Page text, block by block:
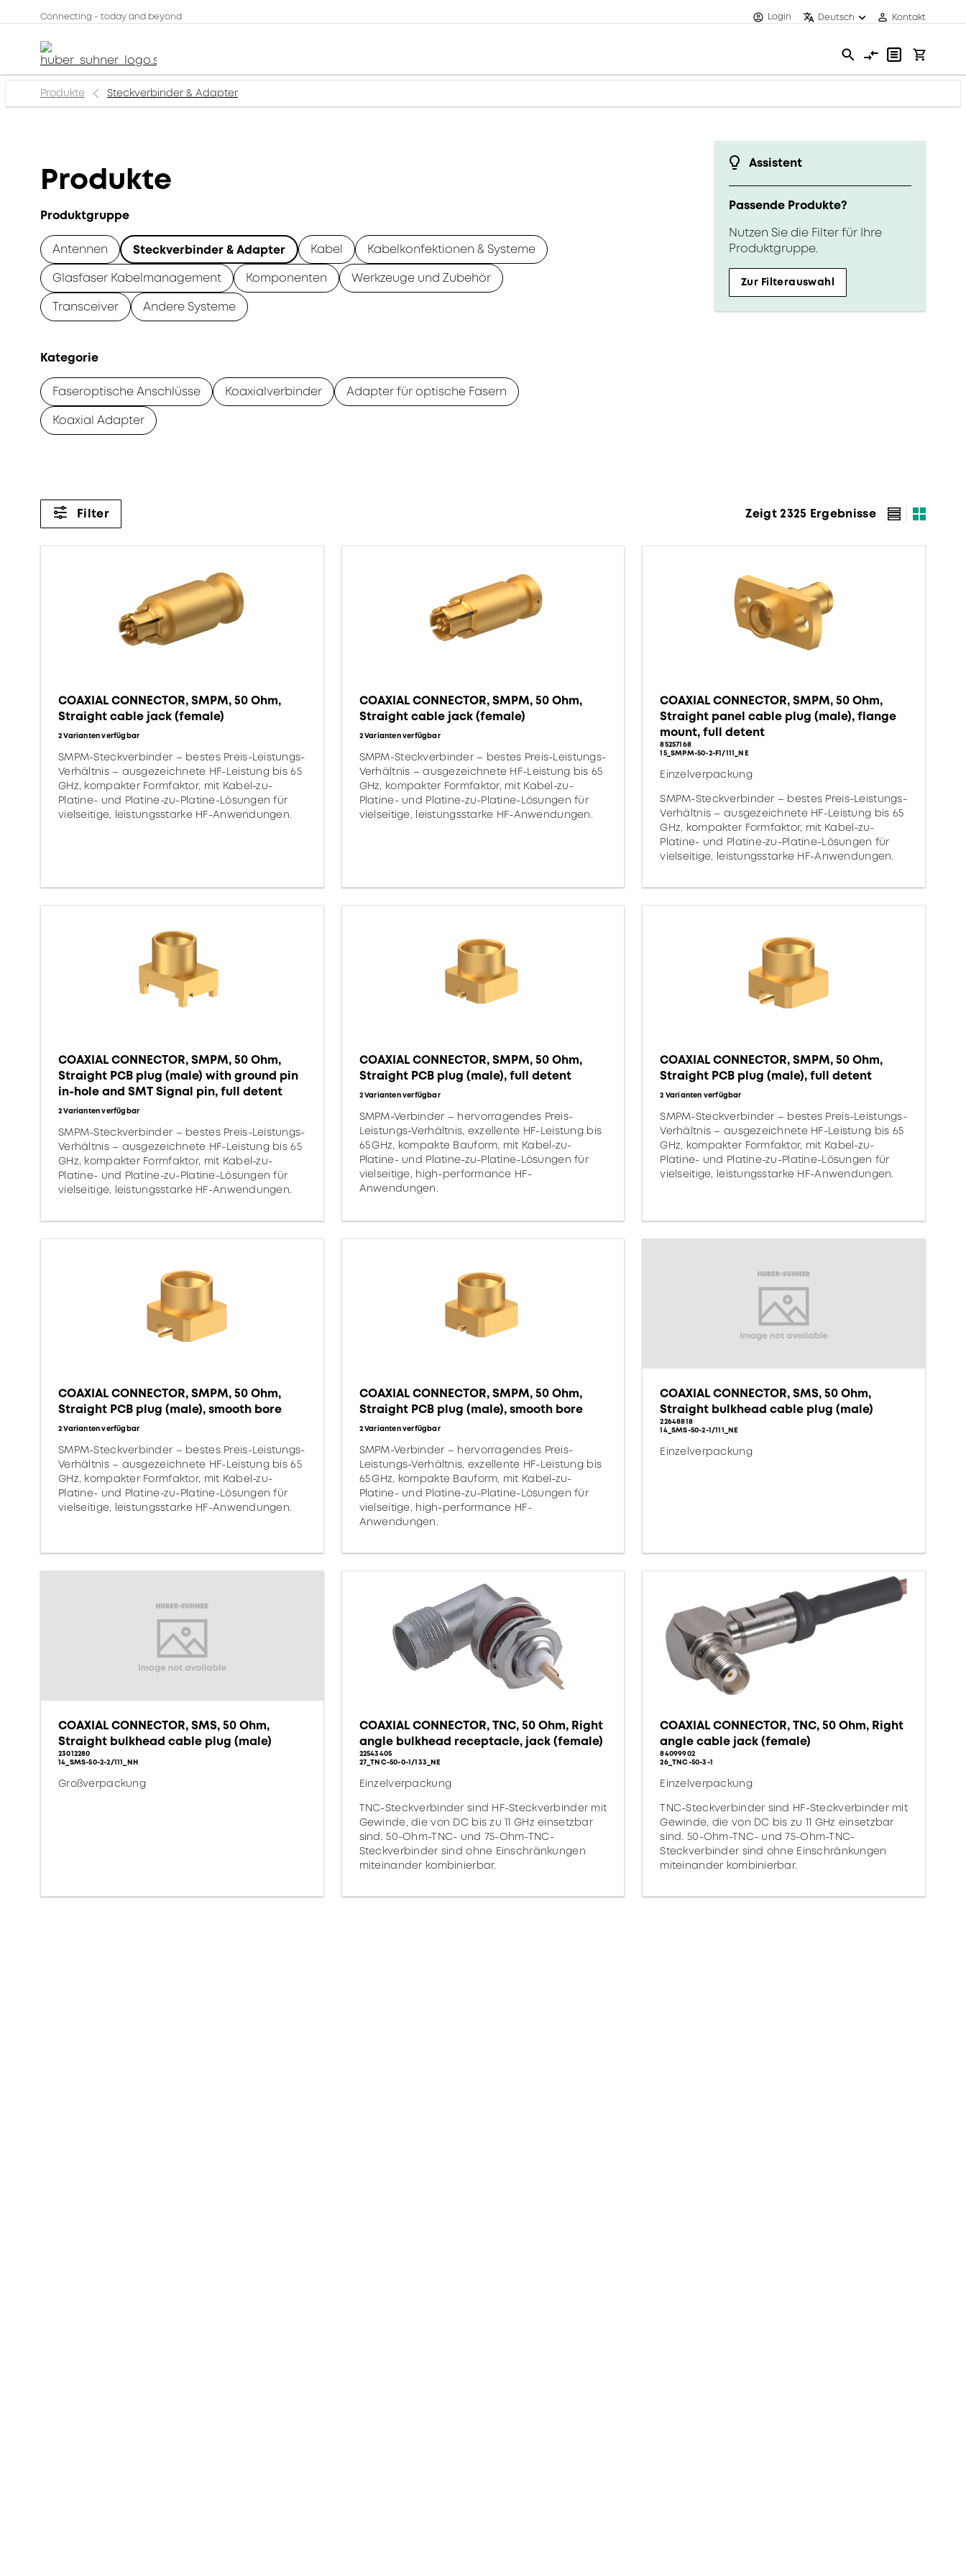
Connecting - today and beyond Login Deutsch Kontakt
Produkte Steckverbinder & Adapter
Assistent
Passende Produkte?
Nutzen Sie die Filter für Ihre
Produktgruppe.
Zur Filterauswahl
Produkte
Produktgruppe
Antennen Steckverbinder & Adapter Kabel
Kabelkonfektionen & Systeme
Glasfaser Kabelmanagement
Komponenten
Werkzeuge und Zubehör
Transceiver
Andere Systeme
Kategorie
Faseroptische Anschlüsse Koaxialverbinder
Adapter für optische Fasern
Koaxial Adapter
Filter Zeigt 2325 Ergebnisse
COAXIAL CONNECTOR, SMPM, 50 Ohm,
Straight cable jack (female)
2 Varianten verfügbar
SMPM-Steckverbinder – bestes Preis-Leistungs-
Verhältnis – ausgezeichnete HF-Leistung bis 65
GHz, kompakter Formfaktor, mit Kabel-zu-
Platine- und Platine-zu-Platine-Lösungen für
vielseitige, leistungsstarke HF-Anwendungen.
COAXIAL CONNECTOR, SMPM, 50 Ohm,
Straight cable jack (female)
2 Varianten verfügbar
SMPM-Steckverbinder – bestes Preis-Leistungs-
Verhältnis – ausgezeichnete HF-Leistung bis 65
GHz, kompakter Formfaktor, mit Kabel-zu-
Platine- und Platine-zu-Platine-Lösungen für
vielseitige, leistungsstarke HF-Anwendungen.
COAXIAL CONNECTOR, SMPM, 50 Ohm,
Straight panel cable plug (male), flange
mount, full detent
85257168
15_SMPM-50-2-F1/111_NE
Einzelverpackung
SMPM-Steckverbinder – bestes Preis-Leistungs-
Verhältnis – ausgezeichnete HF-Leistung bis 65
GHz, kompakter Formfaktor, mit Kabel-zu-
Platine- und Platine-zu-Platine-Lösungen für
vielseitige, leistungsstarke HF-Anwendungen.
COAXIAL CONNECTOR, SMPM, 50 Ohm,
Straight PCB plug (male) with ground pin
in-hole and SMT Signal pin, full detent
2 Varianten verfügbar
SMPM-Steckverbinder – bestes Preis-Leistungs-
Verhältnis – ausgezeichnete HF-Leistung bis 65
GHz, kompakter Formfaktor, mit Kabel-zu-
Platine- und Platine-zu-Platine-Lösungen für
vielseitige, leistungsstarke HF-Anwendungen.
COAXIAL CONNECTOR, SMPM, 50 Ohm,
Straight PCB plug (male), full detent
2 Varianten verfügbar
SMPM-Verbinder – hervorragendes Preis-
Leistungs-Verhältnis, exzellente HF-Leistung bis
65 GHz, kompakte Bauform, mit Kabel-zu-
Platine- und Platine-zu-Platine-Lösungen für
vielseitige, high-performance HF-
Anwendungen.
COAXIAL CONNECTOR, SMPM, 50 Ohm,
Straight PCB plug (male), full detent
2 Varianten verfügbar
SMPM-Steckverbinder – bestes Preis-Leistungs-
Verhältnis – ausgezeichnete HF-Leistung bis 65
GHz, kompakter Formfaktor, mit Kabel-zu-
Platine- und Platine-zu-Platine-Lösungen für
vielseitige, leistungsstarke HF-Anwendungen.
COAXIAL CONNECTOR, SMPM, 50 Ohm,
Straight PCB plug (male), smooth bore
2 Varianten verfügbar
SMPM-Steckverbinder – bestes Preis-Leistungs-
Verhältnis – ausgezeichnete HF-Leistung bis 65
GHz, kompakter Formfaktor, mit Kabel-zu-
Platine- und Platine-zu-Platine-Lösungen für
vielseitige, leistungsstarke HF-Anwendungen.
COAXIAL CONNECTOR, SMPM, 50 Ohm,
Straight PCB plug (male), smooth bore
2 Varianten verfügbar
SMPM-Verbinder – hervorragendes Preis-
Leistungs-Verhältnis, exzellente HF-Leistung bis
65 GHz, kompakte Bauform, mit Kabel-zu-
Platine- und Platine-zu-Platine-Lösungen für
vielseitige, high-performance HF-
Anwendungen.
COAXIAL CONNECTOR, SMS, 50 Ohm,
Straight bulkhead cable plug (male)
22648818
14_SMS-50-2-1/111_NE
Einzelverpackung
COAXIAL CONNECTOR, SMS, 50 Ohm,
Straight bulkhead cable plug (male)
23012280
14_SMS-50-2-2/111_NH
Großverpackung
COAXIAL CONNECTOR, TNC, 50 Ohm, Right
angle bulkhead receptacle, jack (female)
22543405
27_TNC-50-0-1/133_NE
Einzelverpackung
TNC-Steckverbinder sind HF-Steckverbinder mit
Gewinde, die von DC bis zu 11 GHz einsetzbar
sind. 50-Ohm-TNC- und 75-Ohm-TNC-
Steckverbinder sind ohne Einschränkungen
miteinander kombinierbar.
COAXIAL CONNECTOR, TNC, 50 Ohm, Right
angle cable jack (female)
84099902
26_TNC-50-3-1
Einzelverpackung
TNC-Steckverbinder sind HF-Steckverbinder mit
Gewinde, die von DC bis zu 11 GHz einsetzbar
sind. 50-Ohm-TNC- und 75-Ohm-TNC-
Steckverbinder sind ohne Einschränkungen
miteinander kombinierbar.